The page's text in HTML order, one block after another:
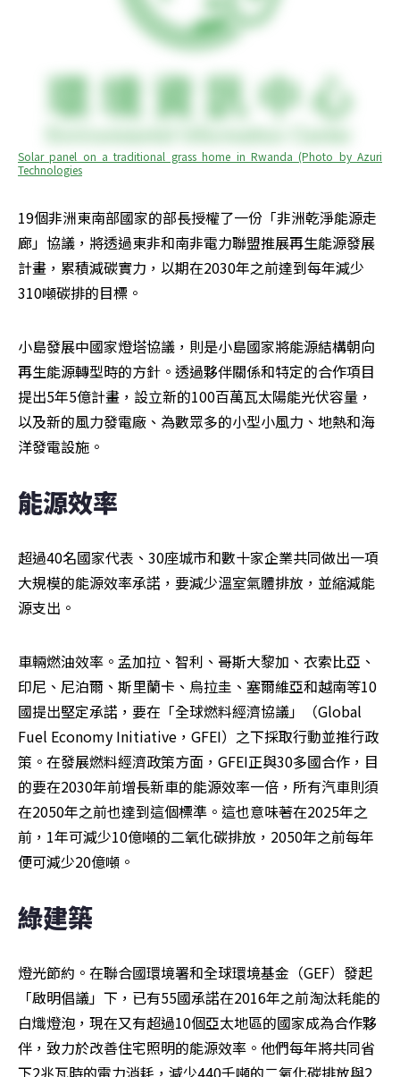
Solar panel on a traditional grass home in Rwanda (Photo by Azuri
Technologies
19個非洲東南部國家的部長授權了一份「非洲乾淨能源走
廊」協議，將透過東非和南非電力聯盟推展再生能源發展
計畫，累積減碳實力，以期在2030年之前達到每年減少
310噸碳排的目標。
小島發展中國家燈塔協議，則是小島國家將能源結構朝向
再生能源轉型時的方針。透過夥伴關係和特定的合作項目
提出5年5億計畫，設立新的100百萬瓦太陽能光伏容量，
以及新的風力發電廠、為數眾多的小型小風力、地熱和海
洋發電設施。
能源效率
超過40名國家代表、30座城市和數十家企業共同做出一項
大規模的能源效率承諾，要減少溫室氣體排放，並縮減能
源支出。
車輛燃油效率。孟加拉、智利、哥斯大黎加、衣索比亞、
印尼、尼泊爾、斯里蘭卡、烏拉圭、塞爾維亞和越南等10
國提出堅定承諾，要在「全球燃料經濟協議」（Global
Fuel Economy Initiative，GFEI）之下採取行動並推行政
策。在發展燃料經濟政策方面，GFEI正與30多國合作，目
的要在2030年前增長新車的能源效率一倍，所有汽車則須
在2050年之前也達到這個標準。這也意味著在2025年之
前，1年可減少10億噸的二氧化碳排放，2050年之前每年
便可減少20億噸。
綠建築
燈光節約。在聯合國環境署和全球環境基金（GEF）發起
「啟明倡議」下，已有55國承諾在2016年之前淘汰耗能的
白熾燈泡，現在又有超過10個亞太地區的國家成為合作夥
伴，致力於改善住宅照明的能源效率。他們每年將共同省
下2兆瓦時的電力消耗，減少440千噸的二氧化碳排放與2